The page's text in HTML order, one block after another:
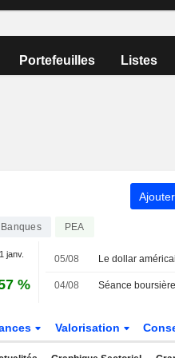
Portefeuilles Listes
Banques PEA
janv.
%
05/08
04/08 Séance
Valorisation